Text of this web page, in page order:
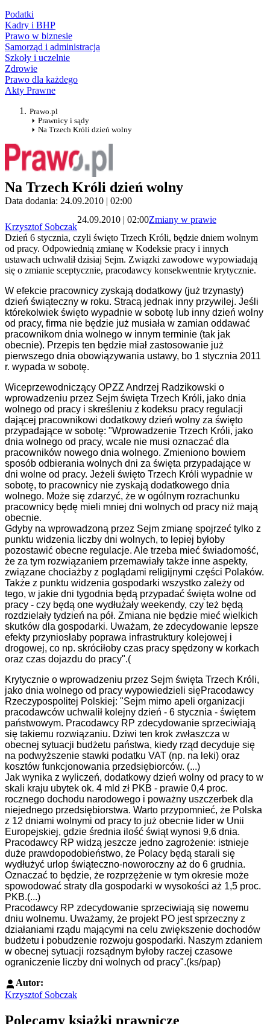
Podatki
Kadry i BHP
Prawo w biznesie
Samorząd i administracja
Szkoły i uczelnie
Zdrowie
Prawo dla każdego
Akty Prawne
Prawo.pl
Prawnicy i sądy
Na Trzech Króli dzień wolny
Na Trzech Króli dzień wolny
Data dodania: 24.09.2010 | 02:00
Krzysztof Sobczak
24.09.2010 | 02:00Zmiany w prawie
Dzień 6 stycznia, czyli święto Trzech Króli, będzie dniem wolnym
od pracy. Odpowiednią zmianę w Kodeksie pracy i innych
ustawach uchwalił dzisiaj Sejm. Związki zawodowe wypowiadają
się o zmianie sceptycznie, pracodawcy konsekwentnie krytycznie.
W efekcie pracownicy zyskają dodatkowy (już trzynasty)
dzień świąteczny w roku. Stracą jednak inny przywilej. Jeśli
którekolwiek święto wypadnie w sobotę lub inny dzień wolny
od pracy, firma nie będzie już musiała w zamian oddawać
pracownikom dnia wolnego w innym terminie (tak jak
obecnie). Przepis ten będzie miał zastosowanie już
pierwszego dnia obowiązywania ustawy, bo 1 stycznia 2011
r. wypada w sobotę.
Wiceprzewodniczący OPZZ Andrzej Radzikowski o
wprowadzeniu przez Sejm święta Trzech Króli, jako dnia
wolnego od pracy i skreśleniu z kodeksu pracy regulacji
dającej pracownikowi dodatkowy dzień wolny za święto
przypadające w sobotę: "Wprowadzenie Trzech Króli, jako
dnia wolnego od pracy, wcale nie musi oznaczać dla
pracowników nowego dnia wolnego. Zmieniono bowiem
sposób odbierania wolnych dni za święta przypadające w
dni wolne od pracy. Jeżeli święto Trzech Króli wypadnie w
sobotę, to pracownicy nie zyskają dodatkowego dnia
wolnego. Może się zdarzyć, że w ogólnym rozrachunku
pracownicy będę mieli mniej dni wolnych od pracy niż mają
obecnie.
Gdyby na wprowadzoną przez Sejm zmianę spojrzeć tylko z
punktu widzenia liczby dni wolnych, to lepiej byłoby
pozostawić obecne regulacje. Ale trzeba mieć świadomość,
że za tym rozwiązaniem przemawiały także inne aspekty,
związane chociażby z poglądami religijnymi części Polaków.
Także z punktu widzenia gospodarki wszystko zależy od
tego, w jakie dni tygodnia będą przypadać święta wolne od
pracy - czy będą one wydłużały weekendy, czy też będą
rozdzielały tydzień na pół. Zmiana nie będzie mieć wielkich
skutków dla gospodarki. Uważam, że zdecydowanie lepsze
efekty przyniosłaby poprawa infrastruktury kolejowej i
drogowej, co np. skróciłoby czas pracy spędzony w korkach
oraz czas dojazdu do pracy".(
Krytycznie o wprowadzeniu przez Sejm święta Trzech Króli,
jako dnia wolnego od pracy wypowiedzieli sięPracodawcy
Rzeczypospolitej Polskiej: "Sejm mimo apeli organizacji
pracodawców uchwalił kolejny dzień - 6 stycznia - świętem
państwowym. Pracodawcy RP zdecydowanie sprzeciwiają
się takiemu rozwiązaniu. Dziwi ten krok zwłaszcza w
obecnej sytuacji budżetu państwa, kiedy rząd decyduje się
na podwyższenie stawki podatku VAT (np. na leki) oraz
kosztów funkcjonowania przedsiębiorców. (...)
Jak wynika z wyliczeń, dodatkowy dzień wolny od pracy to w
skali kraju ubytek ok. 4 mld zł PKB - prawie 0,4 proc.
rocznego dochodu narodowego i poważny uszczerbek dla
niejednego przedsiębiorstwa. Warto przypomnieć, że Polska
z 12 dniami wolnymi od pracy to już obecnie lider w Unii
Europejskiej, gdzie średnia ilość świąt wynosi 9,6 dnia.
Pracodawcy RP widzą jeszcze jedno zagrożenie: istnieje
duże prawdopodobieństwo, że Polacy będą starali się
wydłużyć urlop świąteczno-noworoczny aż do 6 grudnia.
Oznaczać to będzie, że rozprzężenie w tym okresie może
spowodować straty dla gospodarki w wysokości aż 1,5 proc.
PKB.(...)
Pracodawcy RP zdecydowanie sprzeciwiają się nowemu
dniu wolnemu. Uważamy, że projekt PO jest sprzeczny z
działaniami rządu mającymi na celu zwiększenie dochodów
budżetu i pobudzenie rozwoju gospodarki. Naszym zdaniem
w obecnej sytuacji rozsądnym byłoby raczej czasowe
ograniczenie liczby dni wolnych od pracy".(ks/pap)
Autor:
Krzysztof Sobczak
Polecamy książki prawnicze